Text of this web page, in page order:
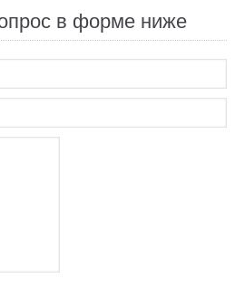
в форме ниже